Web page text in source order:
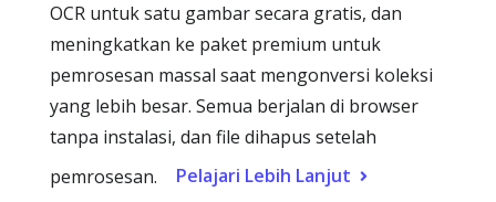
OCR untuk satu gambar secara gratis, dan
meningkatkan ke paket premium untuk
pemrosesan massal saat mengonversi koleksi
yang lebih besar. Semua berjalan di browser
tanpa instalasi, dan file dihapus setelah
pemrosesan.
Pelajari Lebih Lanjut